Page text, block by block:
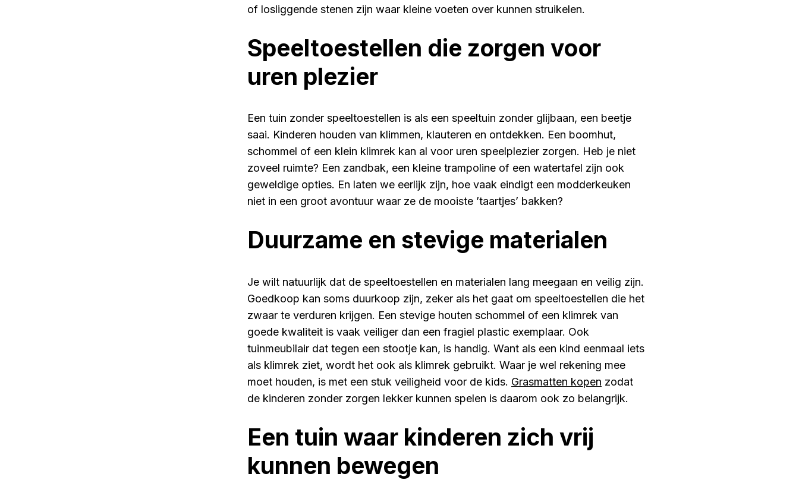
of losliggende stenen zijn waar kleine voeten over kunnen struikelen.
Speeltoestellen die zorgen voor
uren plezier
Een tuin zonder speeltoestellen is als een speeltuin zonder glijbaan, een beetje
saai. Kinderen houden van klimmen, klauteren en ontdekken. Een boomhut,
schommel of een klein klimrek kan al voor uren speelplezier zorgen. Heb je niet
zoveel ruimte? Een zandbak, een kleine trampoline of een watertafel zijn ook
geweldige opties. En laten we eerlijk zijn, hoe vaak eindigt een modderkeuken
niet in een groot avontuur waar ze de mooiste ’taartjes’ bakken?
Duurzame en stevige materialen
Je wilt natuurlijk dat de speeltoestellen en materialen lang meegaan en veilig zijn.
Goedkoop kan soms duurkoop zijn, zeker als het gaat om speeltoestellen die het
zwaar te verduren krijgen. Een stevige houten schommel of een klimrek van
goede kwaliteit is vaak veiliger dan een fragiel plastic exemplaar. Ook
tuinmeubilair dat tegen een stootje kan, is handig. Want als een kind eenmaal iets
als klimrek ziet, wordt het ook als klimrek gebruikt. Waar je wel rekening mee
moet houden, is met een stuk veiligheid voor de kids. Grasmatten kopen zodat
de kinderen zonder zorgen lekker kunnen spelen is daarom ook zo belangrijk.
Een tuin waar kinderen zich vrij
kunnen bewegen